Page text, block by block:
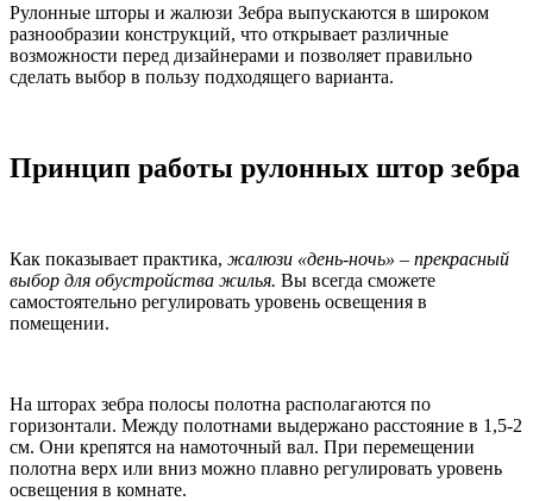
Рулонные шторы и жалюзи Зебра выпускаются в широком
разнообразии конструкций, что открывает различные
возможности перед дизайнерами и позволяет правильно
сделать выбор в пользу подходящего варианта.
Принцип работы рулонных штор зебра
Как показывает практика, жалюзи «день-ночь» – прекрасный
выбор для обустройства жилья. Вы всегда сможете
самостоятельно регулировать уровень освещения в
помещении.
На шторах зебра полосы полотна располагаются по
горизонтали. Между полотнами выдержано расстояние в 1,5-2
см. Они крепятся на намоточный вал. При перемещении
полотна верх или вниз можно плавно регулировать уровень
освещения в комнате.